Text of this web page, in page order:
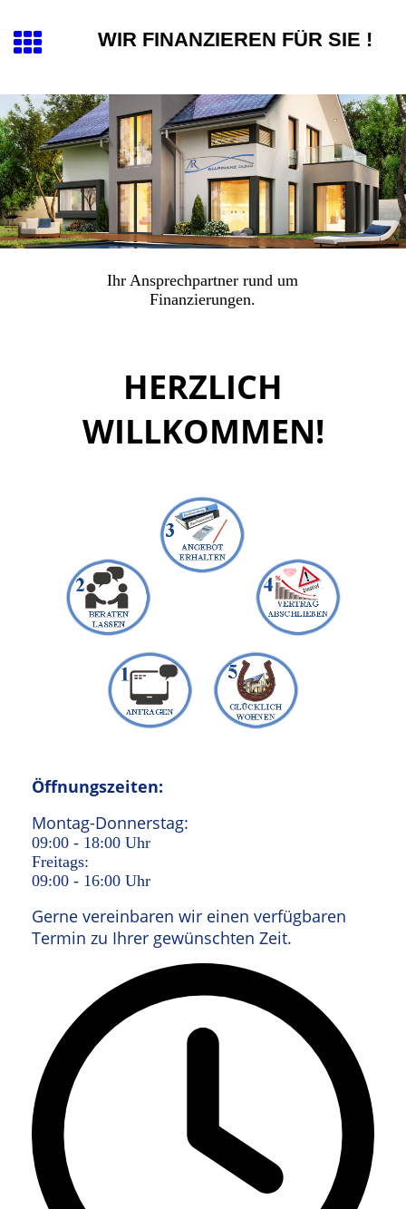
WIR FINANZIEREN FÜR SIE !
Ihr Ansprechpartner rund um
Finanzierungen.
HERZLICH
WILLKOMMEN!
Öffnungszeiten:
Montag-Donnerstag:
09:00 - 18:00 Uhr
Freitags:
09:00 - 16:00 Uhr
Gerne vereinbaren wir einen verfügbaren
Termin zu Ihrer gewünschten Zeit.